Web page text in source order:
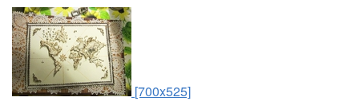
[700x525]